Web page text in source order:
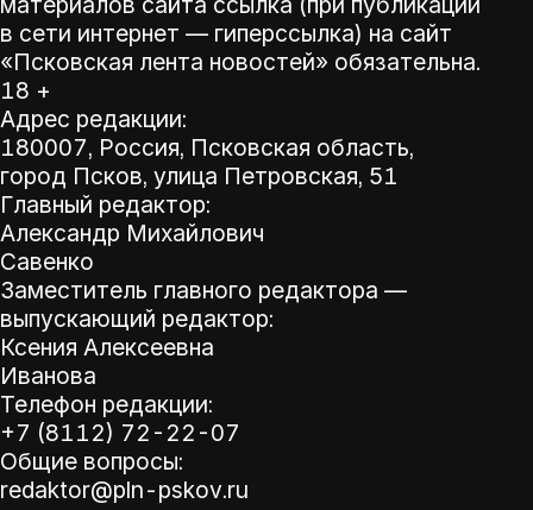
в сети интернет — гиперссылка) на сайт
«Псковская лента новостей» обязательна.
18 +
Адрес редакции:
180007, Россия, Псковская область,
город Псков, улица Петровская, 51
Главный редактор:
Александр Михайлович
Савенко
Заместитель главного редактора —
выпускающий редактор:
Ксения Алексеевна
Иванова
Телефон редакции:
+7 (8112) 72-22-07
Общие вопросы:
redaktor@pln-pskov.ru